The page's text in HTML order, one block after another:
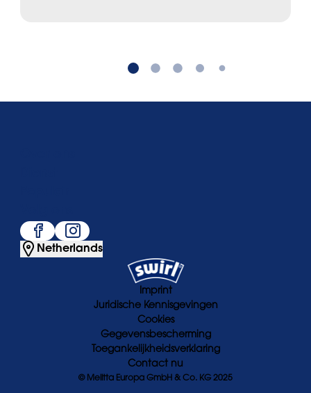
Netherlands
© Melitta Europa GmbH & Co. KG 2025
Imprint
Juridische Kennisgevingen
Cookies
Gegevensbescherming
Toegankelijkheidsverklaring
Contact nu